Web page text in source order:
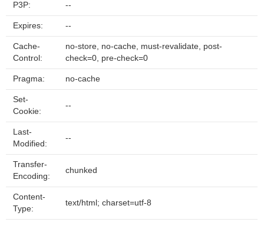
P3P: --
Expires: --
Cache-
Control:
no-store, no-cache, must-revalidate, post-
check=0, pre-check=0
Pragma: no-cache
Set-
Cookie:
--
Last-
Modified:
--
Transfer-
Encoding:
chunked
Content-
Type:
text/html; charset=utf-8